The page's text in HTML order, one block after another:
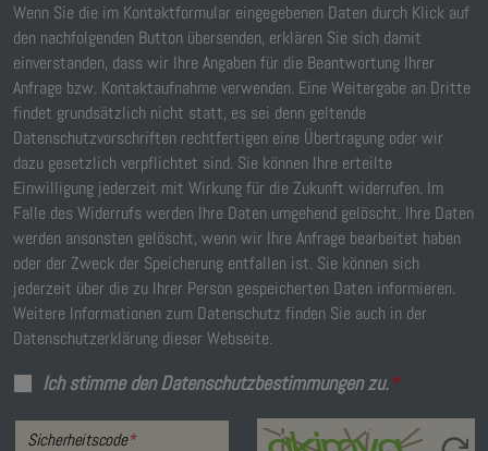
Wenn Sie die im Kontaktformular eingegebenen Daten durch Klick auf
den nachfolgenden Button übersenden, erklären Sie sich damit
einverstanden, dass wir Ihre Angaben für die Beantwortung Ihrer
Anfrage bzw. Kontaktaufnahme verwenden. Eine Weitergabe an Dritte
findet grundsätzlich nicht statt, es sei denn geltende
Datenschutzvorschriften rechtfertigen eine Übertragung oder wir
dazu gesetzlich verpflichtet sind. Sie können Ihre erteilte
Einwilligung jederzeit mit Wirkung für die Zukunft widerrufen. Im
Falle des Widerrufs werden Ihre Daten umgehend gelöscht. Ihre Daten
werden ansonsten gelöscht, wenn wir Ihre Anfrage bearbeitet haben
oder der Zweck der Speicherung entfallen ist. Sie können sich
jederzeit über die zu Ihrer Person gespeicherten Daten informieren.
Weitere Informationen zum Datenschutz finden Sie auch in der
Datenschutzerklärung dieser Webseite.
Ich stimme den Datenschutzbestimmungen zu.*
Sicherheitscode*